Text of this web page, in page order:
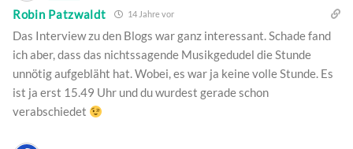
Robin Patzwaldt 14 Jahre vor
Das Interview zu den Blogs war ganz interessant. Schade fand
ich aber, dass das nichtssagende Musikgedudel die Stunde
unnötig aufgebläht hat. Wobei, es war ja keine volle Stunde. Es
ist ja erst 15.49 Uhr und du wurdest gerade schon
verabschiedet